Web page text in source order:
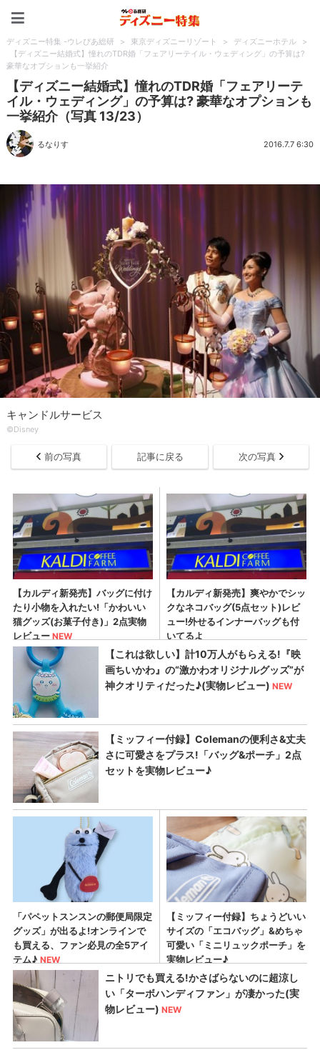
ディズニー特集 -ウレぴあ総研 > 東京ディズニーリゾート > ディズニーホテル
>
【ディズニー結婚式】憧れのTDR婚「フェアリーテイル・ウェディング」の予算は?
豪華なオプションも一挙紹介
【ディズニー結婚式】憧れのTDR婚「フェアリーテ
イル・ウェディング」の予算は? 豪華なオプションも
一挙紹介（写真 13/23）
るなりす 2016.7.7 6:30
キャンドルサービス
©Disney
前の写真 記事に戻る 次の写真